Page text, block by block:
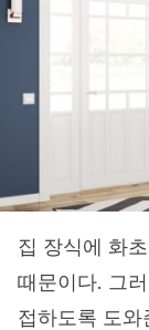
집 장식에 화
때문이다. 그
접하도록 도와